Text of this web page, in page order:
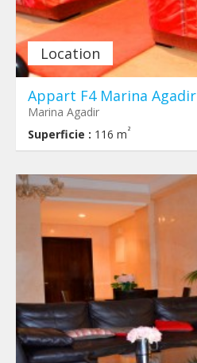
Location
Appart F4 Marina Agadir
Marina Agadir
Superficie : 116 m²